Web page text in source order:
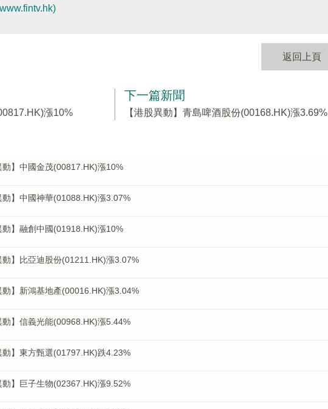
返回上頁
漲10%
下一篇新聞
【港股異動】青島啤酒股份(00168.HK)漲3.69%
動】中國金茂(00817.HK)漲10%
動】中國神華(01088.HK)漲3.07%
動】融創中國(01918.HK)漲10%
動】比亞迪股份(01211.HK)漲3.07%
動】新鴻基地產(00016.HK)漲3.04%
動】信義光能(00968.HK)漲5.44%
動】東方甄選(01797.HK)跌4.23%
動】巨子生物(02367.HK)漲9.52%